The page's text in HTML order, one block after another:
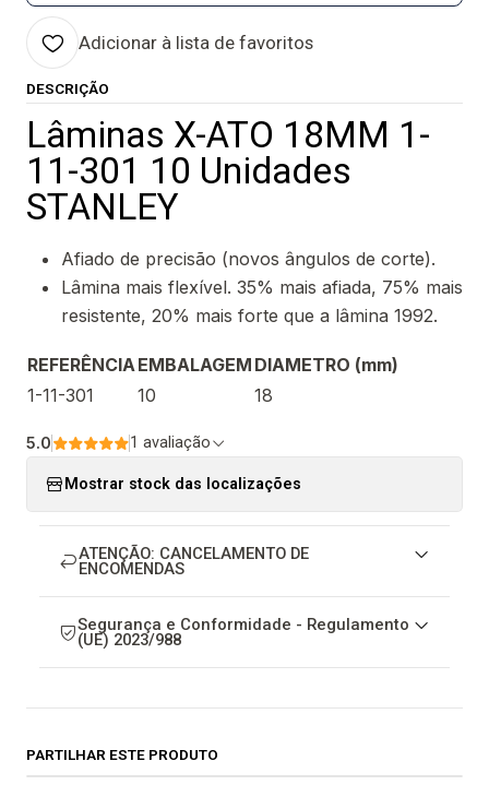
Adicionar à lista de favoritos
DESCRIÇÃO
Lâminas X-ATO 18MM 1-
11-301 10 Unidades
STANLEY
Afiado de precisão (novos ângulos de corte).
Lâmina mais flexível. 35% mais afiada, 75% mais
resistente, 20% mais forte que a lâmina 1992.
REFERÊNCIAEMBALAGEM DIAMETRO (mm)
1-11-301
10 18
5.0 1 avaliação
Mostrar stock das localizações
ATENÇÃO: CANCELAMENTO DE
ENCOMENDAS
Segurança e Conformidade - Regulamento
(UE) 2023/988
PARTILHAR ESTE PRODUTO